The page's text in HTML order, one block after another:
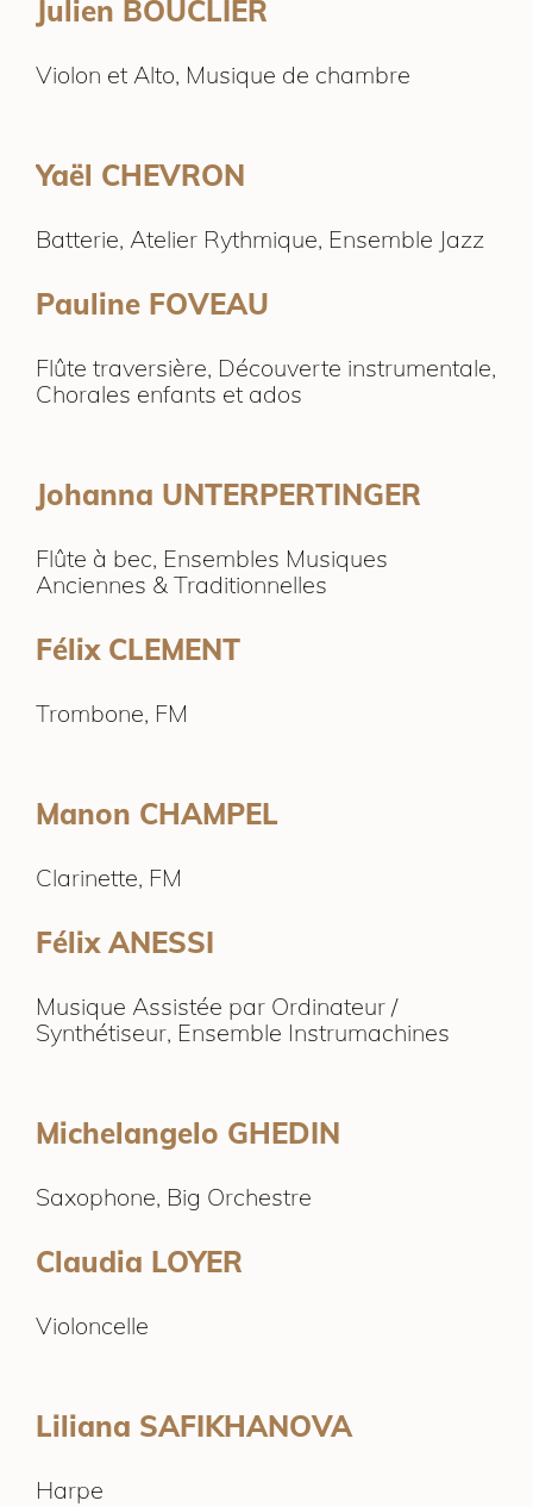
Julien BOUCLIER
Violon et Alto, Musique de chambre
Yaël CHEVRON
Batterie, Atelier Rythmique, Ensemble Jazz
Pauline FOVEAU
Flûte traversière, Découverte instrumentale,
Chorales enfants et ados
Johanna UNTERPERTINGER
Flûte à bec, Ensembles Musiques
Anciennes & Traditionnelles
Félix CLEMENT
Trombone, FM
Manon CHAMPEL
Clarinette, FM
Félix ANESSI
Musique Assistée par Ordinateur /
Synthétiseur, Ensemble Instrumachines
Michelangelo GHEDIN
Saxophone, Big Orchestre
Claudia LOYER
Violoncelle
Liliana SAFIKHANOVA
Harpe